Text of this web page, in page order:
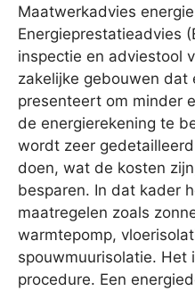
Maatwerkadvies
Energieprestatieadvies
inspectie en adviestool
zakelijke gebouwen dat
presenteert om minder
de energierekening te
wordt zeer
doen, wat de kosten
besparen. In dat kader
maatregelen zoals
warmtepomp,
spouwmuurisolatie. Het
procedure. Een